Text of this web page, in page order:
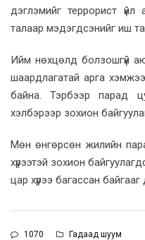
дэглэмийг террорист үйл
талаар мэдэгдсэнийг иш
Ийм нөхцөлд болзошгүй
шаардлагатай арга
байна. Тэрбээр парад
хэлбэрээр зохион
Мөн өнгөрсөн жилийн
хүрээтэй зохион
цар хүрээ багассан
1070 Гадаад шуум